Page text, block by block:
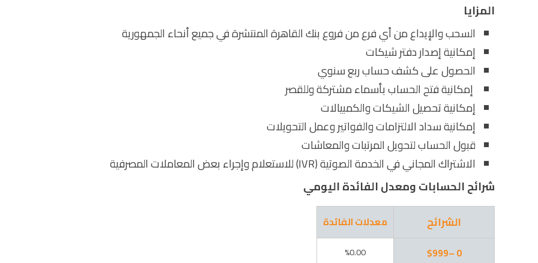
المزايا
السحب والإيداع من أي فرع من فروع بنك القاهرة المنتشرة في جميع أنحاء الجمهورية
إمكانية إصدار دفتر شيكات
الحصول على كشف حساب ربع سنوي
إمكانية فتح الحساب بأسماء مشتركة وللقصر
إمكانية تحصيل الشيكات والكمبيالات
إمكانية سداد الالتزامات والفواتير وعمل التحويلات
قبول الحساب لتحويل المرتبات والمعاشات
الاشتراك المجاني في الخدمة الصوتية (IVR) للاستعلام وإجراء بعض المعاملات المصرفية
شرائح الحسابات ومعدل الفائدة اليومي
الشرائح
معدلات الفائدة
0 –$999
%0.00